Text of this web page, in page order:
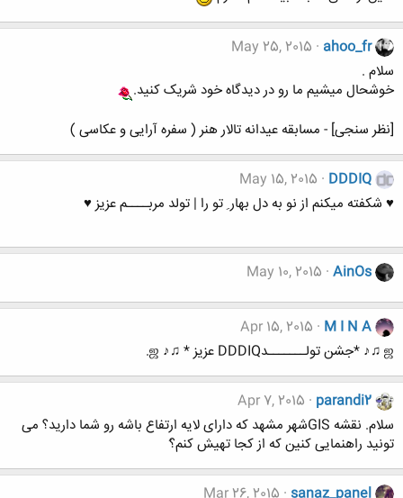
ahoo_fr
May 25, 2015
سلام .
خوشحال میشیم ما رو در دیدگاه خود شریک کنید.
[نظر سنجی] - مسابقه عیدانه تالار هنر ( سفره آرایی و عکاسی )
DDDIQ
May 15, 2015
♥ شکفته میکنم از نو به دل بهار ِ تو را | تولد مربــــم عزیز ♥
AinOs
May 10, 2015
M I N A
Apr 15, 2015
ஜ ♫♪ *جشن تولـــــــدDDDIQ عزیز * ♫♪ ஜ.
parandi2
Apr 7, 2015
سلام. نقشه GISشهر مشهد که دارای لایه ارتفاع باشه رو شما دارید؟ می
تونید راهنمایی کنین که از کجا تهیش کنم؟َ